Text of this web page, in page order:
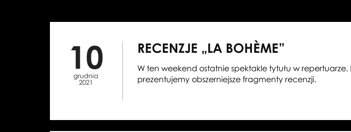
10
grudnia
2021
RECENZJE „LA BOHÈME”
W ten weekend ostatnie spektakle tytułu w
prezentujemy obszerniejsze fragmenty recenzji.